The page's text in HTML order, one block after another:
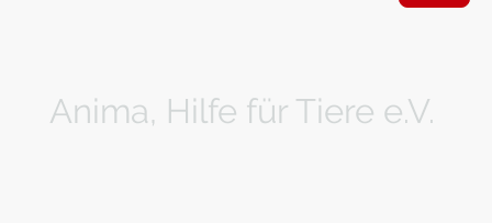
Anima, Hilfe für Tiere e.V.